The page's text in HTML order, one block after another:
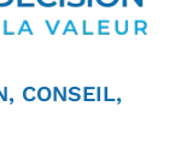
CONSEIL,
–